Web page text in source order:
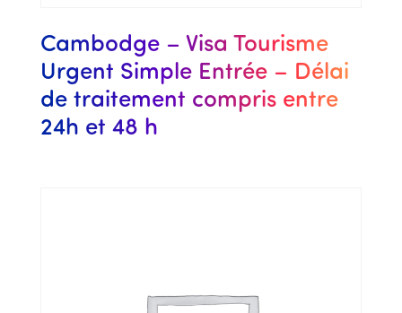
Cambodge – Visa Tourisme
Urgent Simple Entrée – Délai
de traitement compris entre
24h et 48 h